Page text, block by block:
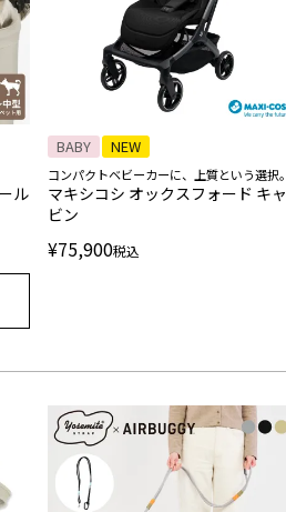
ル
BABY NEW
コンパクトベビーカーに、上質という選択。
マキシコシ オックスフォード キャ
ビン
¥75,900税込